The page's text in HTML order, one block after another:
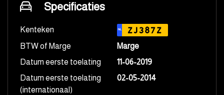
Specificaties
Kenteken NL ZJ387Z
BTW of Marge
Marge
Datum eerste toelating
11-06-2019
Datum eerste toelating
(internationaal)
02-05-2014